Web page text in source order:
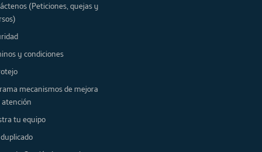
(Peticiones, quejas y
Términos y condiciones
de mejora
atención
Registra tu equipo
IMEI duplicado